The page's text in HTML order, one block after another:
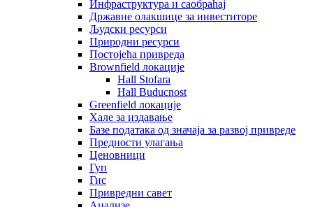
Инфраструктура и саобраћај
Државне олакшице за инвеститоре
Људски ресурси
Природни ресурси
Постојећа привреда
Brownfield локације
Hall Stofara
Hall Buducnost
Greenfield локације
Хале за издавање
Базе података од значаја за развој привреде
Предности улагања
Ценовници
Гуп
Гис
Привредни савет